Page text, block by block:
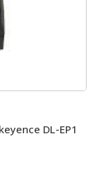
DL-EP1